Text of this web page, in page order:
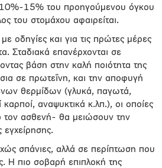
10%-15% του προηγούμενου όγκου
του στομάχου αφαιρείται.
οδηγίες και για τις πρώτες μέρες
Σταδιακά επανέρχονται σε
βάση στην καλή ποιότητα της
σε πρωτεΐνη, και την αποφυγή
θερμίδων (γλυκά, παγωτά,
αναψυκτικά κ.λπ.), οι οποίες
ασθενή- θα μειώσουν την
εγχείρησης.
σπάνιες, αλλά σε περίπτωση που
Η πιο σοβαρή επιπλοκή της